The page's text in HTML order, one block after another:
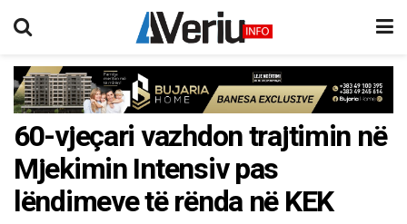
60-vjeçari vazhdon trajtimin në
Mjekimin Intensiv pas
lëndimeve të rënda në KEK